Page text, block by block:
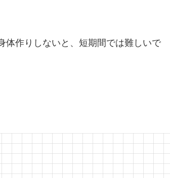
体作りしないと、短期間では難しいで